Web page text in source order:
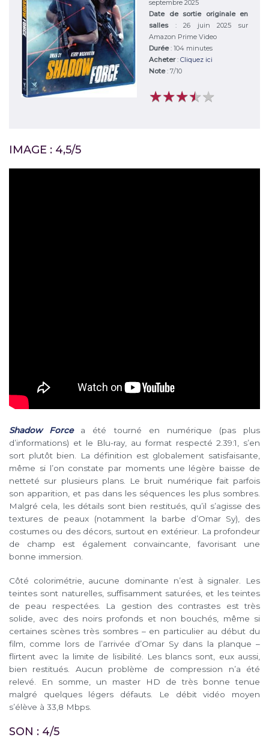
septembre 2025
Date de sortie originale en
salles : 26 juin 2025 sur
Amazon Prime Video
Durée:104 minutes
Acheter:Cliquez ici
Note:7/10
★★★★★
★★★★★
IMAGE : 4,5/5
Shadow Forcea été tourné en numérique (pas plus
d’informations) et le Blu-ray, au format respecté 2.39:1, s’en
sort plutôt bien. La définition est globalement satisfaisante,
même si l’on constate par moments une légère baisse de
netteté sur plusieurs plans. Le bruit numérique fait parfois
son apparition, et pas dans les séquences les plus sombres.
Malgré cela, les détails sont bien restitués, qu’il s’agisse des
textures de peaux (notamment la barbe d’Omar Sy), des
costumes ou des décors, surtout en extérieur. La profondeur
de champ est également convaincante, favorisant une
bonne immersion.
Côté colorimétrie, aucune dominante n’est à signaler. Les
teintes sont naturelles, suffisamment saturées, et les teintes
de peau respectées. La gestion des contrastes est très
solide, avec des noirs profonds et non bouchés, même si
certaines scènes très sombres – en particulier au début du
film, comme lors de l’arrivée d’Omar Sy dans la planque –
flirtent avec la limite de lisibilité. Les blancs sont, eux aussi,
bien restitués. Aucun problème de compression n’a été
relevé. En somme, un master HD de très bonne tenue
malgré quelques légers défauts. Le débit vidéo moyen
s’élève à 33,8 Mbps.
SON : 4/5